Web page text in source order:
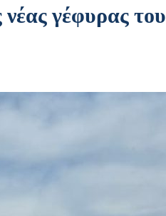
γέφυρας του